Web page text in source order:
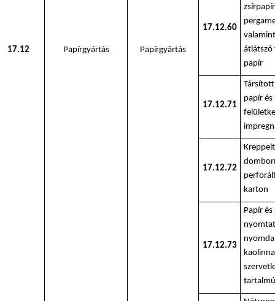
17.12 Papírgyártás Papírgyártás
17.12.60
átlátszó
papír
17.12.71
papír
17.12.72
karton
17.12.73
Papír